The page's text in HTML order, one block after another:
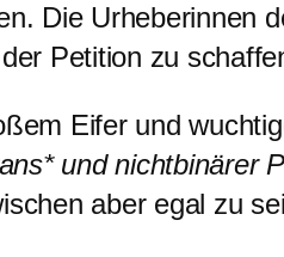
Die Urheberinnen
Petition zu
Eifer und
und nichtbinärer
aber egal zu